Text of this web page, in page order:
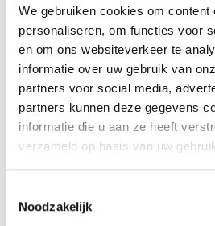
We gebruiken cookies om content
personaliseren, om functies voor
en om ons websiteverkeer te
informatie over uw gebruik van
partners voor social media,
partners kunnen deze gegevens
informatie die u aan ze heeft
verzameld op basis van uw
Noodzakelijk
500character(s) remaining
Deel hier een link naar een foto
Dit kan via WeTransfer, Swiss
platform naar keuze.